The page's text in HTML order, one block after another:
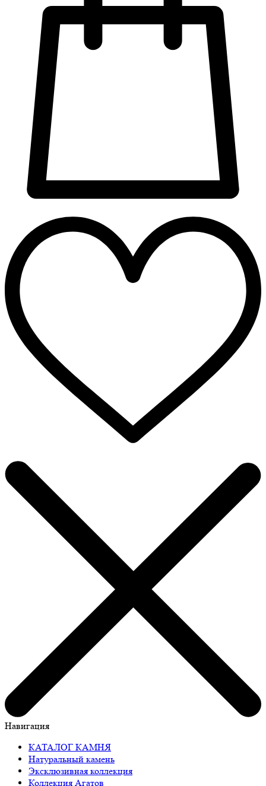
Навигация
КАТАЛОГ КАМНЯ
Натуральный камень
Эксклюзивная коллекция
Коллекция Агатов